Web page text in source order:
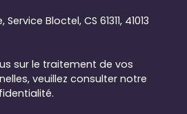
Bloctel, CS 61311, 41013
sur le traitement de vos
veuillez consulter notre
.